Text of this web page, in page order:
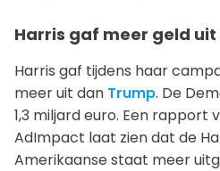
Harris gaf meer geld uit
Harris gaf tijdens haar
meer uit dan Trump. De
1,3 miljard euro. Een rapport
AdImpact laat zien dat de
Amerikaanse staat meer